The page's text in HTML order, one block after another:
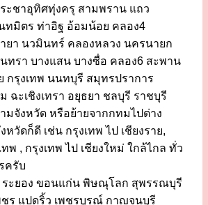
ะชาอุทิศทุ่งครุ สามพราน แถว
ทมิตร ท่าอิฐ อ้อมน้อย คลอง4
ยา นวมินทร์ คลองหลวง นครนายก
ทรา บางแสน บางซื่อ คลอง6 สะพาน
กรุงเทพ นนทบุรี สมุทรปราการ
ฉะเชิงเทรา อยุธยา ชลบุรี ราชบุรี
มจังหวัด หรือย้ายจากกทมไปต่าง
หวัดก็ดี เช่น กรุงเทพ ไป เชียงราย,
ทพ , กรุงเทพ ไป เชียงใหม่ ใกล้ไกล ทั่ว
ครับ
ะยอง ขอนแก่น พิษณุโลก สุพรรณบุรี
ชร แปดริ้ว เพชรบูรณ์ กาญจนบุรี